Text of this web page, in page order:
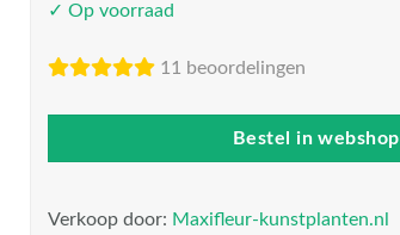
✓ Op voorraad
11 beoordelingen
Bestel in webshop
Verkoop door: Maxifleur-kunstplanten.nl